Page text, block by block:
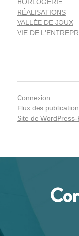
HORLOGERIE
RÉALISATIONS
VALLÉE DE JOUX
VIE DE
Connexion
Flux des
Site de WordPress-